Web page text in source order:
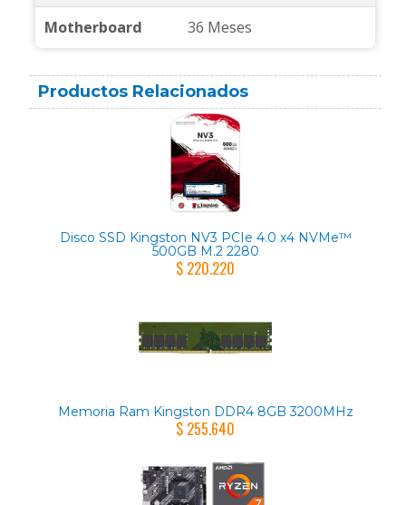
Motherboard 36 Meses
Productos Relacionados
Disco SSD Kingston NV3 PCIe 4.0 x4 NVMe™
500GB M.2 2280
$ 220.220
Memoria Ram Kingston DDR4 8GB 3200MHz
$ 255.640